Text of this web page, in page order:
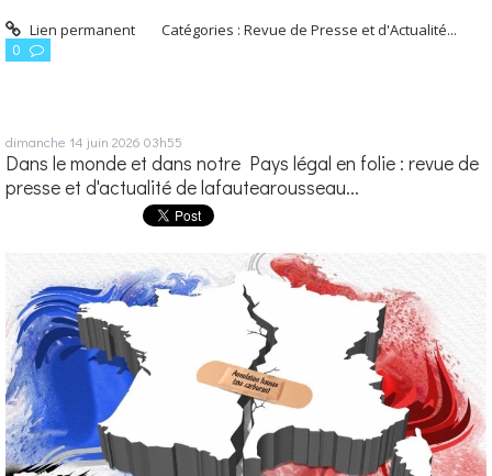
Lien permanent Catégories :Revue de Presse et d'Actualité...
0
dimanche 14 juin 2026 03h55
Dans le monde et dans notre Pays légal en folie : revue de
presse et d'actualité de lafautearousseau...